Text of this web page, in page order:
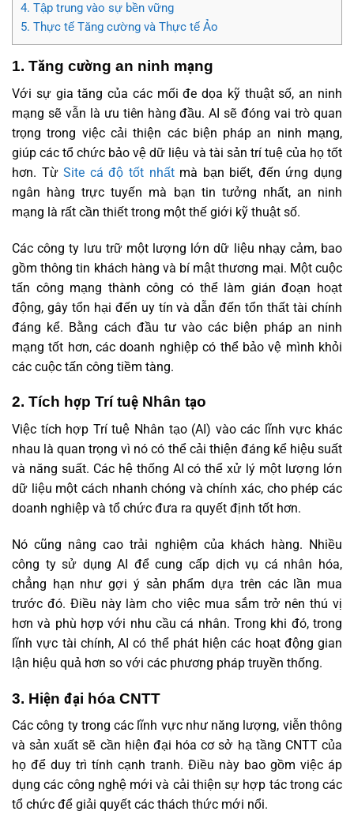
4. Tập trung vào sự bền vững
5. Thực tế Tăng cường và Thực tế Ảo
1. Tăng cường an ninh mạng
Với sự gia tăng của các mối đe dọa kỹ thuật số, an ninh
mạng sẽ vẫn là ưu tiên hàng đầu. AI sẽ đóng vai trò quan
trọng trong việc cải thiện các biện pháp an ninh mạng,
giúp các tổ chức bảo vệ dữ liệu và tài sản trí tuệ của họ tốt
hơn. TừSite cá độ tốt nhấtmà bạn biết, đến ứng dụng
ngân hàng trực tuyến mà bạn tin tưởng nhất, an ninh
mạng là rất cần thiết trong một thế giới kỹ thuật số.
Các công ty lưu trữ một lượng lớn dữ liệu nhạy cảm, bao
gồm thông tin khách hàng và bí mật thương mại. Một cuộc
tấn công mạng thành công có thể làm gián đoạn hoạt
động, gây tổn hại đến uy tín và dẫn đến tổn thất tài chính
đáng kể. Bằng cách đầu tư vào các biện pháp an ninh
mạng tốt hơn, các doanh nghiệp có thể bảo vệ mình khỏi
các cuộc tấn công tiềm tàng.
2. Tích hợp Trí tuệ Nhân tạo
Việc tích hợp Trí tuệ Nhân tạo (AI) vào các lĩnh vực khác
nhau là quan trọng vì nó có thể cải thiện đáng kể hiệu suất
và năng suất. Các hệ thống AI có thể xử lý một lượng lớn
dữ liệu một cách nhanh chóng và chính xác, cho phép các
doanh nghiệp và tổ chức đưa ra quyết định tốt hơn.
Nó cũng nâng cao trải nghiệm của khách hàng. Nhiều
công ty sử dụng AI để cung cấp dịch vụ cá nhân hóa,
chẳng hạn như gợi ý sản phẩm dựa trên các lần mua
trước đó. Điều này làm cho việc mua sắm trở nên thú vị
hơn và phù hợp với nhu cầu cá nhân. Trong khi đó, trong
lĩnh vực tài chính, AI có thể phát hiện các hoạt động gian
lận hiệu quả hơn so với các phương pháp truyền thống.
3. Hiện đại hóa CNTT
Các công ty trong các lĩnh vực như năng lượng, viễn thông
và sản xuất sẽ cần hiện đại hóa cơ sở hạ tầng CNTT của
họ để duy trì tính cạnh tranh. Điều này bao gồm việc áp
dụng các công nghệ mới và cải thiện sự hợp tác trong các
tổ chức để giải quyết các thách thức mới nổi.